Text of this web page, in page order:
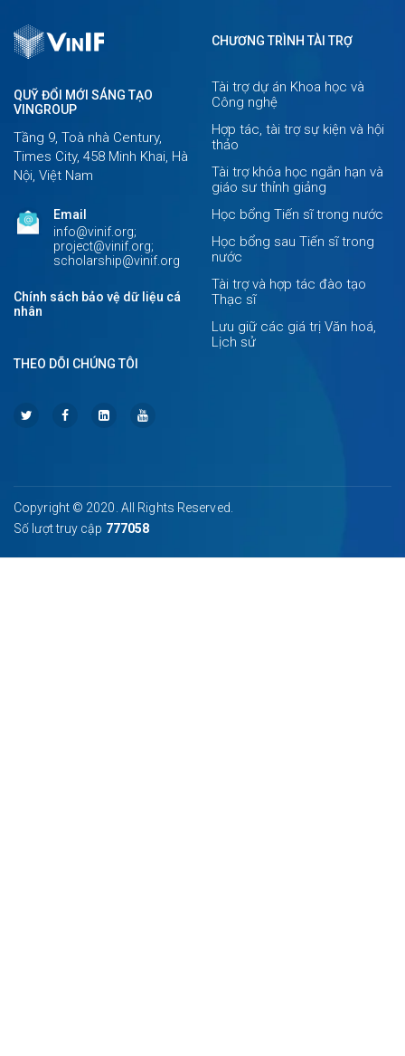
QUỸ ĐỔI MỚI SÁNG TẠO
VINGROUP
Tầng 9, Toà nhà Century,
Times City, 458 Minh Khai, Hà
Nội, Việt Nam
Email
info@vinif.org;
project@vinif.org;
scholarship@vinif.org
Chính sách bảo vệ dữ liệu cá
nhân
CHƯƠNG TRÌNH TÀI TRỢ
Tài trợ dự án Khoa học và
Công nghệ
Hợp tác, tài trợ sự kiện và hội
thảo
Tài trợ khóa học ngắn hạn và
giáo sư thỉnh giảng
Học bổng Tiến sĩ trong nước
Học bổng sau Tiến sĩ trong
nước
Tài trợ và hợp tác đào tạo
Thạc sĩ
Lưu giữ các giá trị Văn hoá,
Lịch sử
THEO DÕI CHÚNG TÔI
Copyright © 2020. All Rights Reserved.
Số lượt truy cập 777058